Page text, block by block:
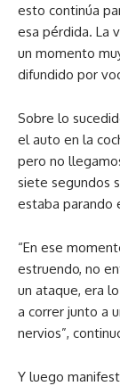
esto continúa
esa pérdida. La
un momento
difundido por
Sobre lo
el auto en la
pero no
siete segundos
estaba parando
“En ese
estruendo, no
un ataque, era
a correr junto a
nervios”,
Y luego